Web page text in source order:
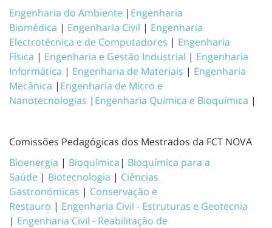
Engenharia do Ambiente | Engenharia
Biomédica | Engenharia Civil | Engenharia
Electrotécnica e de Computadores | Engenharia
Física | Engenharia e Gestão Industrial | Engenharia
Informática | Engenharia de Materiais | Engenharia
Mecânica | Engenharia de Micro e
Nanotecnologias | Engenharia Química e Bioquímica |
Comissões Pedagógicas dos Mestrados da FCT NOVA
Bioenergia | Bioquímica| Bioquímica para a
Saúde | Biotecnologia | Ciências
Gastronómicas | Conservação e
Restauro | Engenharia Civil - Estruturas e Geotecnia
| Engenharia Civil - Reabilitação de